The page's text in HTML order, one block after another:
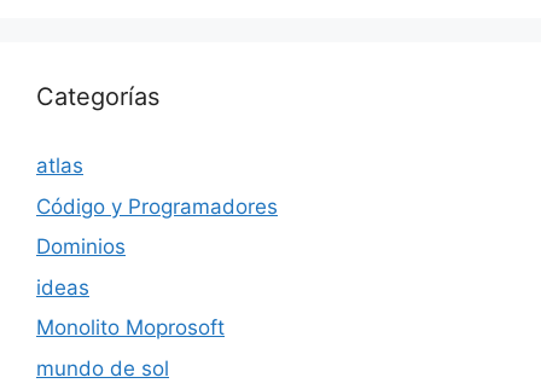
Categorías
atlas
Código y Programadores
Dominios
ideas
Monolito Moprosoft
mundo de sol